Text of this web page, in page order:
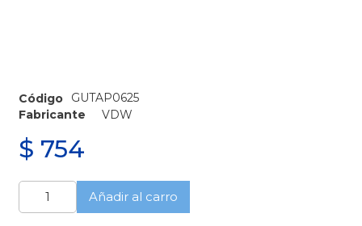
Código
GUTAP0625
Fabricante
VDW
$ 754
Conos
Gutta
Añadir al carro